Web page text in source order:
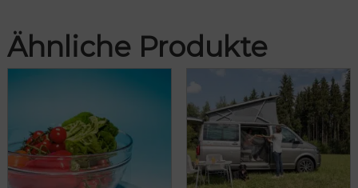
Ähnliche Produkte